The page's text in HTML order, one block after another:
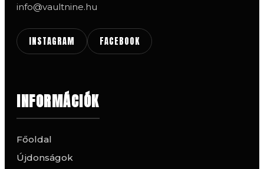
info@vaultnine.hu
INSTAGRAM FACEBOOK
INFORMÁCIÓK
Főoldal
Újdonságok